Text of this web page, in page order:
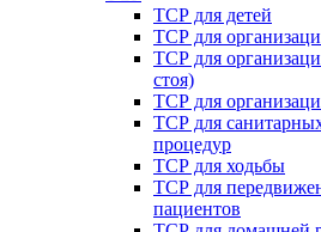
ТСР для детей
ТСР для
ТСР для
стоя)
ТСР для
ТСР для
процедур
ТСР для ходьбы
ТСР для
пациентов